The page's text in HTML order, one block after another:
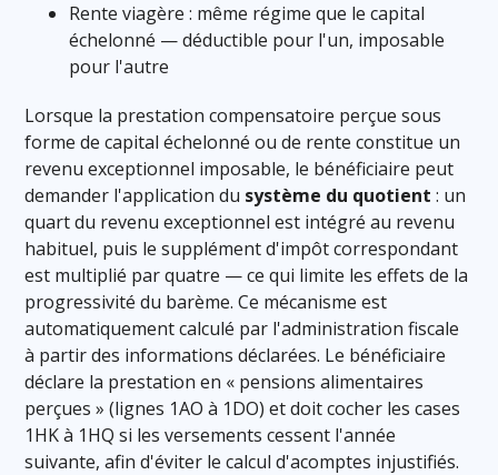
Rente viagère : même régime que le capital
échelonné — déductible pour l'un, imposable
pour l'autre
Lorsque la prestation compensatoire perçue sous
forme de capital échelonné ou de rente constitue un
revenu exceptionnel imposable, le bénéficiaire peut
demander l'application du système du quotient : un
quart du revenu exceptionnel est intégré au revenu
habituel, puis le supplément d'impôt correspondant
est multiplié par quatre — ce qui limite les effets de la
progressivité du barème. Ce mécanisme est
automatiquement calculé par l'administration fiscale
à partir des informations déclarées. Le bénéficiaire
déclare la prestation en « pensions alimentaires
perçues » (lignes 1AO à 1DO) et doit cocher les cases
1HK à 1HQ si les versements cessent l'année
suivante, afin d'éviter le calcul d'acomptes injustifiés.